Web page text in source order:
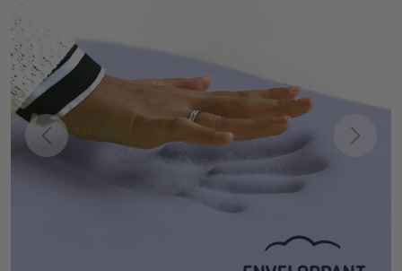
Previous Next